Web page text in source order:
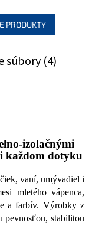
PRODUKTY
súbory (4)
izolačnými
každom dotyku
vaní, umývadiel i
mletého vápenca,
a farbív. Výrobky z
pevnosťou, stabilitou